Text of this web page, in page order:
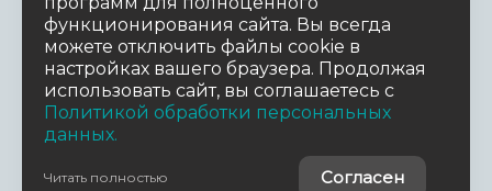
на предоставление данных третьим лицам
Работает на технологияхTradeDealer.ru
Дизайн сайта
MuhinaDesign
функционирования сайта. Вы всегда
можете отключить файлы cookie в
настройках вашего браузера. Продолжая
использовать сайт, вы соглашаетесь с
Политикой обработки персональных
данных.
Читать полностью Согласен